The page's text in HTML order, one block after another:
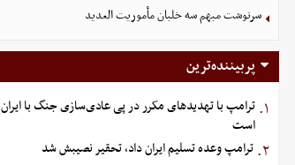
سرنوشت مبهم سه خلبان مأموریت العدید
پربیننده‌ترین
۱. ترامپ با تهدیدهای مکرر در پی عادی‌سازی جنگ با ایران
است
۲. ترامپ وعده تسلیم ایران داد، تحقیر نصیبش شد